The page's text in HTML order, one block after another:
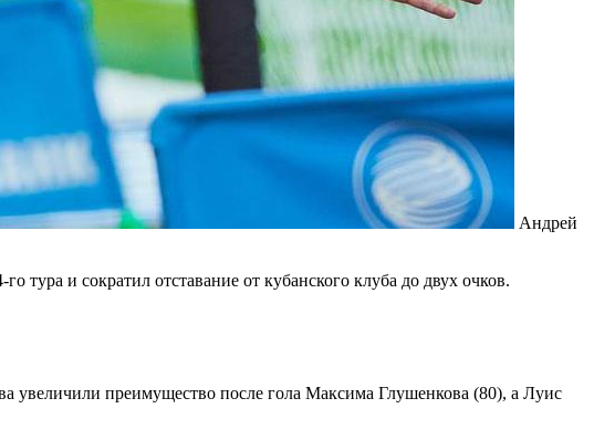
Андрей
и сократил отставание от кубанского клуба до двух очков.
увеличили преимущество после гола Максима Глушенкова (80), а Луис